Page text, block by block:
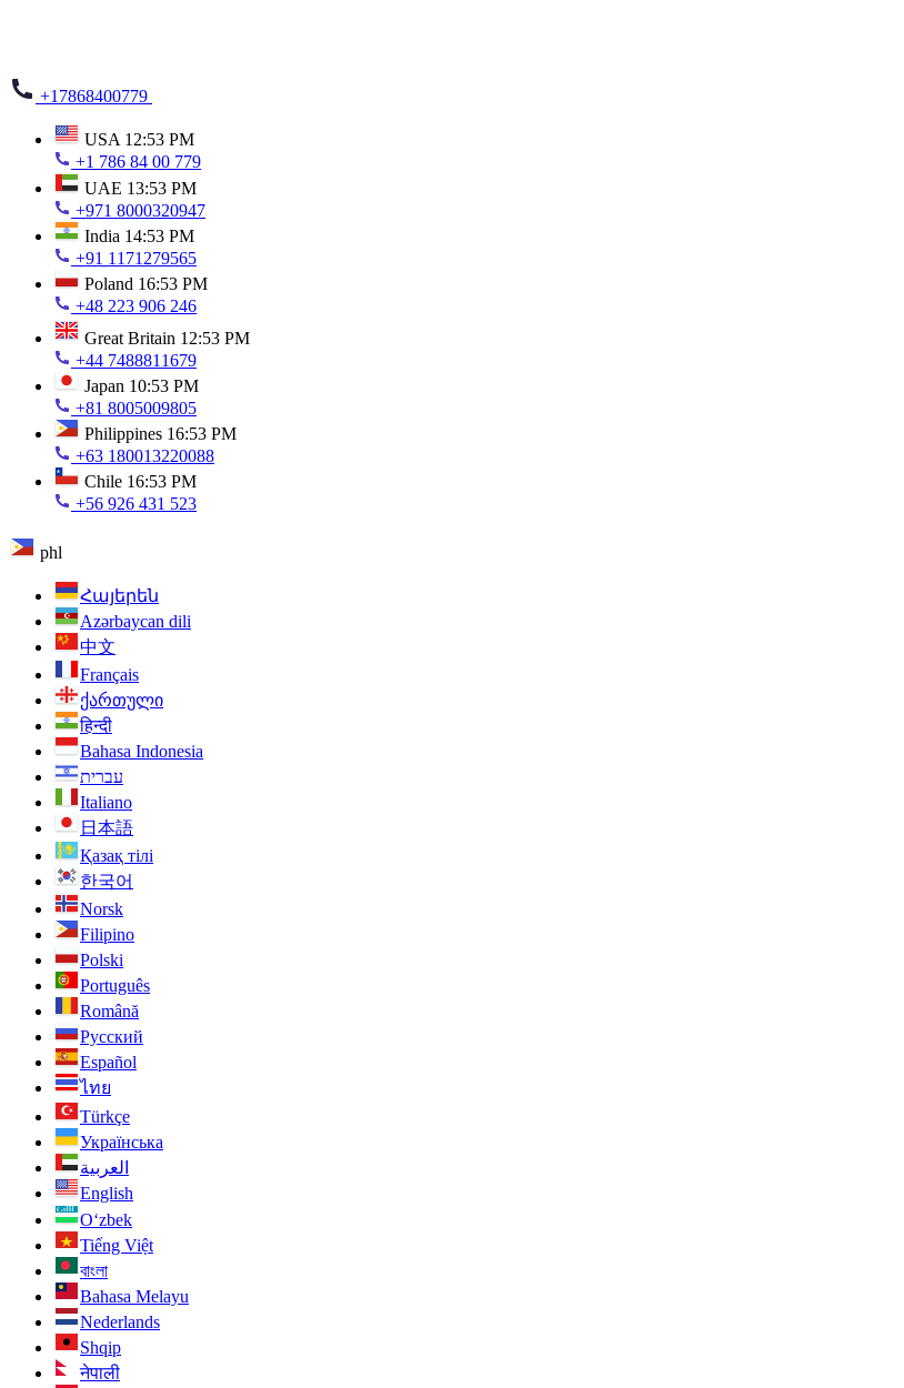
+17868400779
USA 12:53 PM
+1 786 84 00 779
UAE 13:53 PM
+971 8000320947
India 14:53 PM
+91 1171279565
Poland 16:53 PM
+48 223 906 246
Great Britain 12:53 PM
+44 7488811679
Japan 10:53 PM
+81 8005009805
Philippines 16:53 PM
+63 180013220088
Chile 16:53 PM
+56 926 431 523
phl
Հայերեն
Azərbaycan dili
中文
Français
ქართული
हिन्दी
Bahasa Indonesia
עברית
Italiano
日本語
Қазақ тілі
한국어
Norsk
Filipino
Polski
Português
Română
Русский
Español
ไทย
Türkçe
Українська
العربية
English
O‘zbek
Tiếng Việt
বাংলা
Bahasa Melayu
Nederlands
Shqip
नेपाली